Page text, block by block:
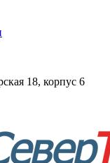
18, корпус 6